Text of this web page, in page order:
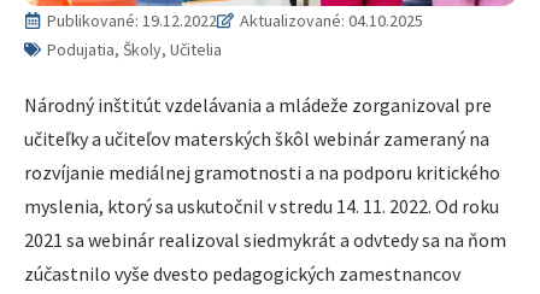
Publikované: 19.12.2022
Aktualizované: 04.10.2025
Podujatia, Školy, Učitelia
Národný inštitút vzdelávania a mládeže zorganizoval pre
učiteľky a učiteľov materských škôl webinár zameraný na
rozvíjanie mediálnej gramotnosti a na podporu kritického
myslenia, ktorý sa uskutočnil v stredu 14. 11. 2022. Od roku
2021 sa webinár realizoval siedmykrát a odvtedy sa na ňom
zúčastnilo vyše dvesto pedagogických zamestnancov